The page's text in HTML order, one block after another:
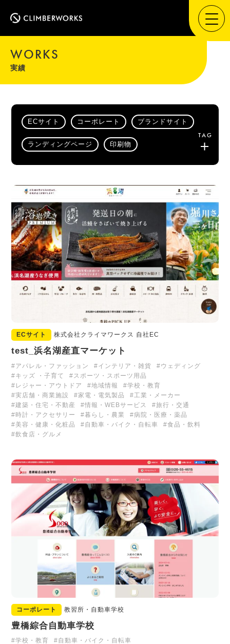
WORKS
実績
ECサイト コーポレート ブランドサイト
ランディングページ 印刷物
TAG
ECサイト 株式会社クライマワークス 自社EC
test_浜名湖産直マーケット
#アパレル・ファッション #インテリア・雑貨
#ウェディング
#キッズ ・子育て
#スポーツ・スポーツ用品
#レジャー・アウトドア
#地域情報
#学校・教育
#実店舗・商業施設
#家電・電気製品
#工業・メーカー
#建築・住宅・不動産
#情報・WEBサービス
#旅行・交通
#時計・アクセサリー
#暮らし・農業
#病院・医療・薬品
#美容・健康・化粧品
#自動車・バイク・自転車
#食品・飲料
#飲食店・グルメ
コーポレート 教習所・自動車学校
豊橋綜合自動車学校
#学校・教育 #自動車・バイク・自転車